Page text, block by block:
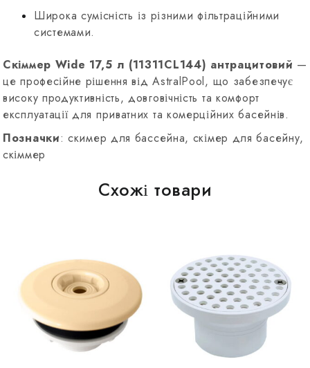
Широка сумісність із різними фільтраційними
системами.
Скіммер Wide 17,5 л (11311CL144) антрацитовий —
це професійне рішення від AstralPool, що забезпечує
високу продуктивність, довговічність та комфорт
експлуатації для приватних та комерційних басейнів.
Позначки: скимер для бассейна, скімер для басейну,
скіммер
Схожі товари